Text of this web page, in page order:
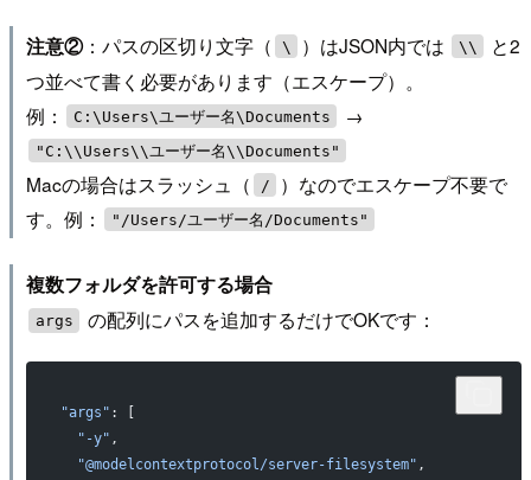
注意②：パスの区切り文字（ \ ）はJSON内では \\
と2
つ並べて書く必要があります（エスケープ）。
例：
C:\Users\ユーザー名\Documents →
"C:\\Users\\ユーザー名\\Documents"
Macの場合はスラッシュ（ /
）なのでエスケープ不要で
す。例：
"/Users/ユーザー名/Documents"
複数フォルダを許可する場合
args の配列にパスを追加するだけでOKです：
"args" : [
  "-y"
,
  "@modelcontextprotocol/server-filesystem"
,